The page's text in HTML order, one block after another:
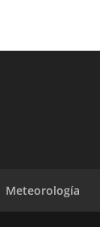
Meteorología